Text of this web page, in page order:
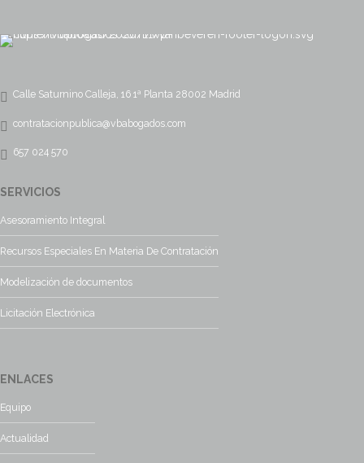
Calle Saturnino Calleja, 16 1ª Planta 28002 Madrid
contratacionpublica@vbabogados.com
657 024 570
SERVICIOS
Asesoramiento Integral
Recursos Especiales En Materia De Contratación
Modelización de documentos
Licitación Electrónica
ENLACES
Equipo
Actualidad